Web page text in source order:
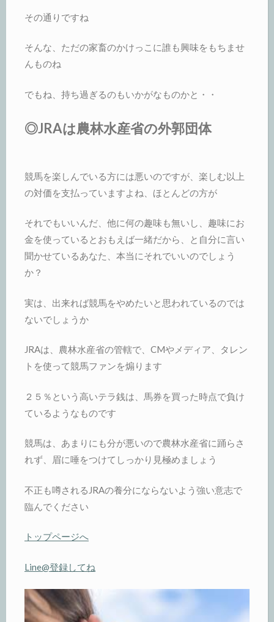
その通りですね
そんな、ただの家畜のかけっこに誰も興味をもちませ
んものね
でもね、持ち過ぎるのもいかがなものかと・・
◎JRAは農林水産省の外郭団体
競馬を楽しんでいる方には悪いのですが、楽しむ以上
の対価を支払っていますよね、ほとんどの方が
それでもいいんだ、他に何の趣味も無いし、趣味にお
金を使っているとおもえば一緒だから、と自分に言い
聞かせているあなた、本当にそれでいいのでしょう
か？
実は、出来れば競馬をやめたいと思われているのでは
ないでしょうか
JRAは、農林水産省の管轄で、CMやメディア、タレン
トを使って競馬ファンを煽ります
２５％という高いテラ銭は、馬券を買った時点で負け
ているようなものです
競馬は、あまりにも分が悪いので農林水産省に踊らさ
れず、眉に唾をつけてしっかり見極めましょう
不正も噂されるJRAの養分にならないよう強い意志で
臨んでください
トップページへ
Line@登録してね